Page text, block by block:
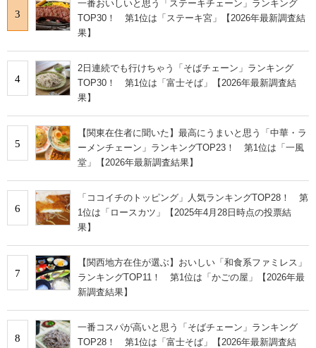
3
一番おいしいと思う「ステーキチェーン」ランキング
TOP30！ 第1位は「ステーキ宮」【2026年最新調査結
果】
4
2日連続でも行けちゃう「そばチェーン」ランキング
TOP30！ 第1位は「富士そば」【2026年最新調査結
果】
5
【関東在住者に聞いた】最高にうまいと思う「中華・ラ
ーメンチェーン」ランキングTOP23！ 第1位は「一風
堂」【2026年最新調査結果】
6
「ココイチのトッピング」人気ランキングTOP28！ 第
1位は「ロースカツ」【2025年4月28日時点の投票結
果】
7
【関西地方在住が選ぶ】おいしい「和食系ファミレス」
ランキングTOP11！ 第1位は「かごの屋」【2026年最
新調査結果】
8
一番コスパが高いと思う「そばチェーン」ランキング
TOP28！ 第1位は「富士そば」【2026年最新調査結